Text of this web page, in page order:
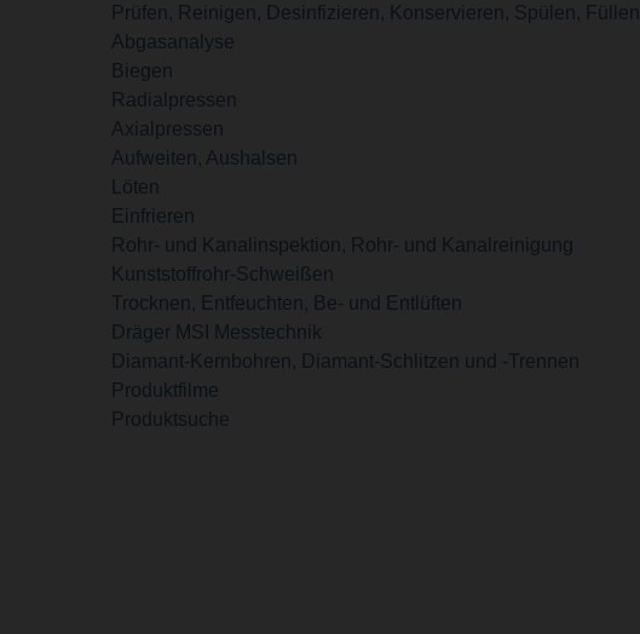
Prüfen, Reinigen, Desinfizieren, Konservieren, Spülen, Füllen
Abgasanalyse
Biegen
Radialpressen
Axialpressen
Aufweiten, Aushalsen
Löten
Einfrieren
Rohr- und Kanalinspektion, Rohr- und Kanalreinigung
Kunststoffrohr-Schweißen
Trocknen, Entfeuchten, Be- und Entlüften
Dräger MSI Messtechnik
Diamant-Kernbohren, Diamant-Schlitzen und -Trennen
Produktfilme
Produktsuche